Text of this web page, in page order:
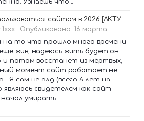
Узнаешь что...
Гайд как пользоваться сайтом в 2026 [АКТУАЛЬНО✅]
· Опубликовано: 16 марта
на то что прошло много времени
жив, надеюсь жить будет он
и потом восстанет из мёртвых,
момент сайт работает не
. Я сам не олд (всего 6 лет на
являюсь свидетелем как сайт
умирать.